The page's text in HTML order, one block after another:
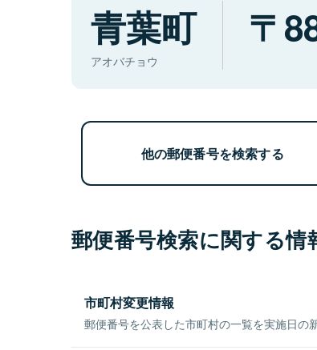
青葉町
アオバチョウ
他の郵便番号を検索する
郵便番号検索に関する情
市町村変更情報
郵便番号を公表した市町村の一覧を実施日の